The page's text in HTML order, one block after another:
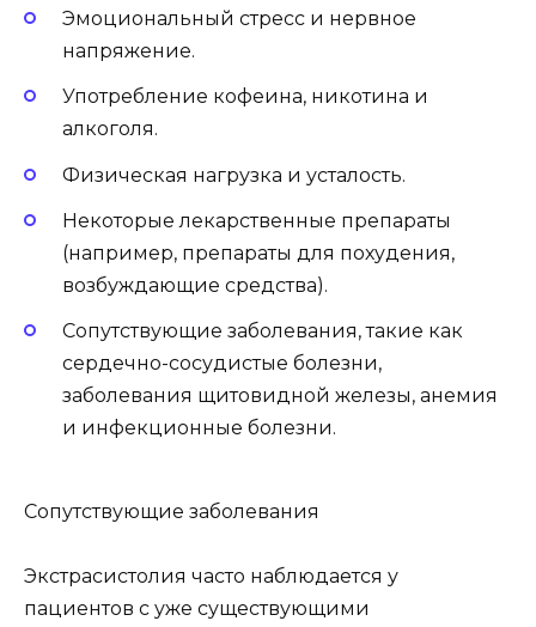
Эмоциональный стресс и нервное
напряжение.
Употребление кофеина, никотина и
алкоголя.
Физическая нагрузка и усталость.
Некоторые лекарственные препараты
(например, препараты для похудения,
возбуждающие средства).
Сопутствующие заболевания, такие как
сердечно-сосудистые болезни,
заболевания щитовидной железы, анемия
и инфекционные болезни.
Сопутствующие заболевания
Экстрасистолия часто наблюдается у
пациентов с уже существующими